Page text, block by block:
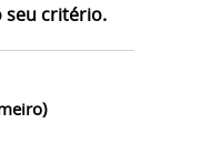
seu critério.